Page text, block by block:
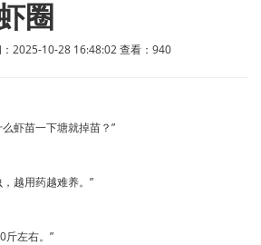
圈
2025-10-28 16:48:02 查看： 940
虾苗一下塘就掉苗？”
越用药越难养。”
斤左右。”